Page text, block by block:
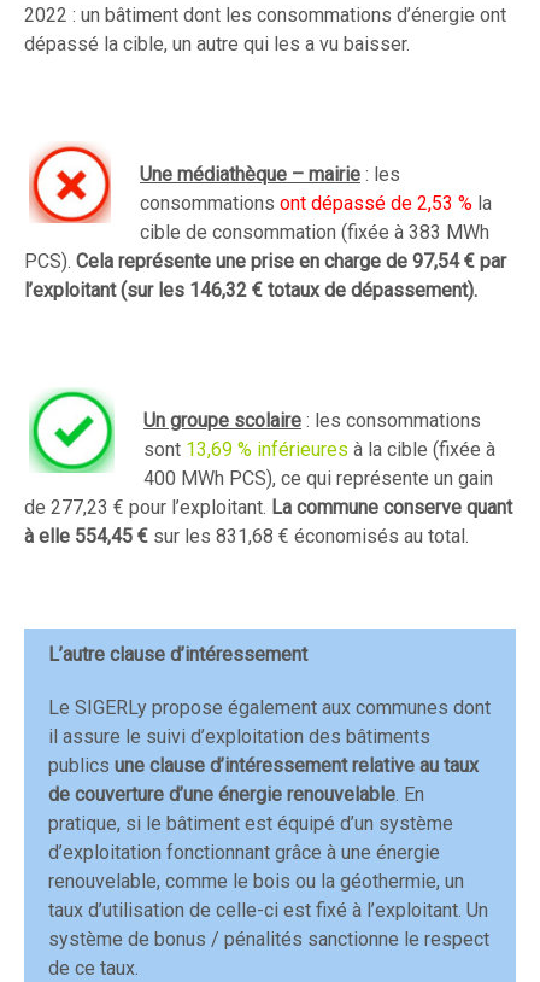
2022 : un bâtiment dont les consommations d’énergie ont
dépassé la cible, un autre qui les a vu baisser.
Une médiathèque – mairie : les
consommations ont dépassé de 2,53 % la
cible de consommation (fixée à 383 MWh
PCS). Cela représente une prise en charge de 97,54 € par
l’exploitant (sur les 146,32 € totaux de dépassement).
Un groupe scolaire : les consommations
sont 13,69 % inférieures à la cible (fixée à
400 MWh PCS), ce qui représente un gain
de 277,23 € pour l’exploitant. La commune conserve quant
à elle 554,45 € sur les 831,68 € économisés au total.
L’autre clause d’intéressement
Le SIGERLy propose également aux communes dont
il assure le suivi d’exploitation des bâtiments
publics une clause d’intéressement relative au taux
de couverture d’une énergie renouvelable. En
pratique, si le bâtiment est équipé d’un système
d’exploitation fonctionnant grâce à une énergie
renouvelable, comme le bois ou la géothermie, un
taux d’utilisation de celle-ci est fixé à l’exploitant. Un
système de bonus / pénalités sanctionne le respect
de ce taux.